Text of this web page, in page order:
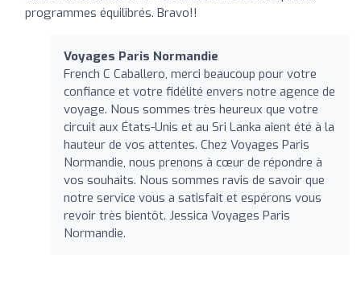
programmes équilibrés. Bravo!!
Voyages Paris Normandie
French C Caballero, merci beaucoup pour votre
confiance et votre fidélité envers notre agence de
voyage. Nous sommes très heureux que votre
circuit aux États-Unis et au Sri Lanka aient été à la
hauteur de vos attentes. Chez Voyages Paris
Normandie, nous prenons à cœur de répondre à
vos souhaits. Nous sommes ravis de savoir que
notre service vous a satisfait et espérons vous
revoir très bientôt. Jessica Voyages Paris
Normandie.